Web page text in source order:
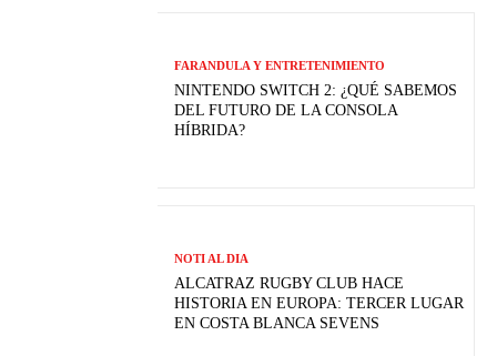
FARANDULA Y ENTRETENIMIENTO
NINTENDO SWITCH 2: ¿QUÉ SABEMOS
DEL FUTURO DE LA CONSOLA
HÍBRIDA?
NOTI AL DIA
ALCATRAZ RUGBY CLUB HACE
HISTORIA EN EUROPA: TERCER LUGAR
EN COSTA BLANCA SEVENS